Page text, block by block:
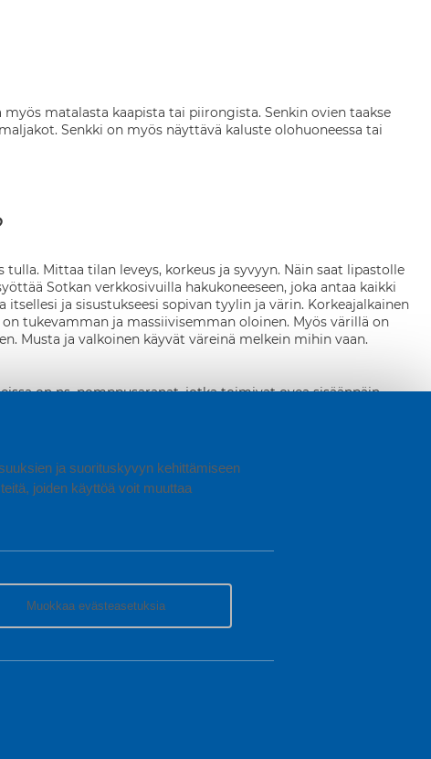
ja suorituskyvyn kehittämiseen
joiden käyttöä voit muuttaa
Muokkaa evästeasetuksia
matalasta kaapista tai piirongista. Senkin ovien taakse
Senkki on myös näyttävä kaluste olohuoneessa tai
Mittaa tilan leveys, korkeus ja syvyyn. Näin saat lipastolle
Sotkan verkkosivuilla hakukoneeseen, joka antaa kaikki
ja sisustukseesi sopivan tyylin ja värin. Korkeajalkainen
tukevamman ja massiivisemman oloinen. Myös värillä on
Musta ja valkoinen käyvät väreinä melkein mihin vaan.
on ns. pomppusaranat, jotka toimivat ovea sisäänpäin
ovat muovia. Lapsiperheissä on syytä huomioida, että
ulos. Lipastot ja senkit on myös aina syytä kiinnittää
ja painopiste lipaston etuosassa.